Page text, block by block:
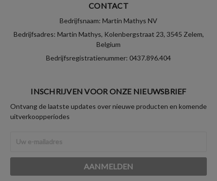
CONTACT
Bedrijfsnaam: Martin Mathys NV
Bedrijfsadres: Martin Mathys, Kolenbergstraat 23, 3545 Zelem,
Belgium
Bedrijfsregistratienummer: 0437.896.404
INSCHRIJVEN VOOR ONZE NIEUWSBRIEF
Ontvang de laatste updates over nieuwe producten en komende
uitverkoopperiodes
mailadres